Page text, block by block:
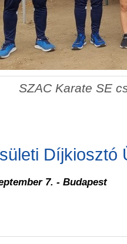
SZAC Karate SE
Díjkiosztó
7. - Budapest